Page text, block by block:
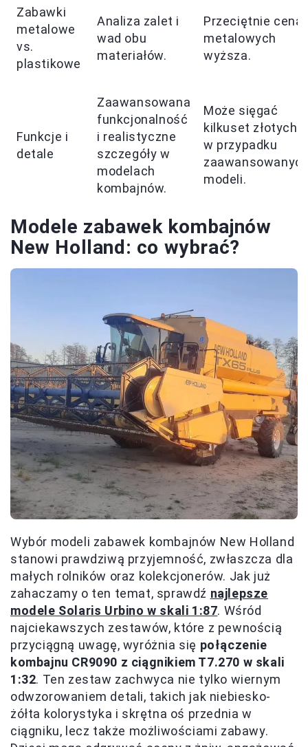
Zabawki
metalowe
vs.
plastikowe
Analiza zalet i
wad obu
materiałów.
Przeciętnie cena
metalowych
wyższa.
Funkcje i
detale
Zaawansowana
funkcjonalność
i realistyczne
szczegóły w
modelach
kombajnów.
Może sięgać
kilkuset złotych
w przypadku
modeli.
Modele zabawek kombajnów
New Holland: co wybrać?
Wybór modeli zabawek kombajnów New Holland
stanowi prawdziwą przyjemność, zwłaszcza dla
małych rolników oraz kolekcjonerów. Jak już
zahaczamy o ten temat, sprawdź najlepsze
modele Solaris Urbino w skali 1:87. Wśród
najciekawszych zestawów, które z pewnością
przyciągną uwagę, wyróżnia się połączenie
kombajnu CR9090 z ciągnikiem T7.270 w skali
1:32. Ten zestaw zachwyca nie tylko wiernym
odwzorowaniem detali, takich jak niebiesko-
żółta kolorystyka i skrętna oś przednia w
ciągniku, lecz także możliwościami zabawy.